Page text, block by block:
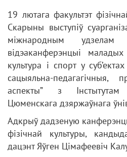
19 лютага факультэт
Скарыны выступіў
міжнародным удзелам
відэаканферэнцыі маладых
культура і спорт у
сацыяльна-педагагічныя,
аспекты” з Інстытутам
Цюменскага дзяржаўнага
Адкрыў дадзеную
фізічнай культуры,
дацэнт Яўген Цімафеевіч